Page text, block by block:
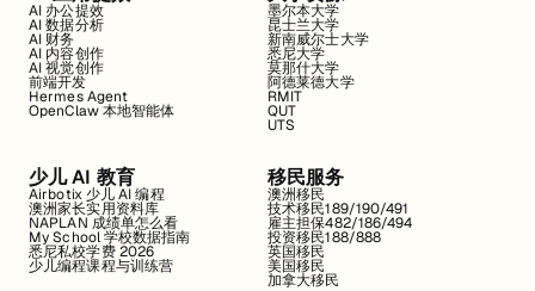
AI 办公提效
AI 数据分析
AI 财务
AI 内容创作
AI 视觉创作
前端开发
Hermes Agent
OpenClaw 本地智能体
墨尔本大学
昆士兰大学
新南威尔士大学
悉尼大学
莫那什大学
阿德莱德大学
RMIT
QUT
UTS
少儿 AI 教育
Airbotix 少儿 AI 编程
澳洲家长实用资料库
NAPLAN 成绩单怎么看
My School 学校数据指南
悉尼私校学费 2026
少儿编程课程与训练营
移民服务
澳洲移民
技术移民189/190/491
雇主担保482/186/494
投资移民188/888
英国移民
美国移民
加拿大移民